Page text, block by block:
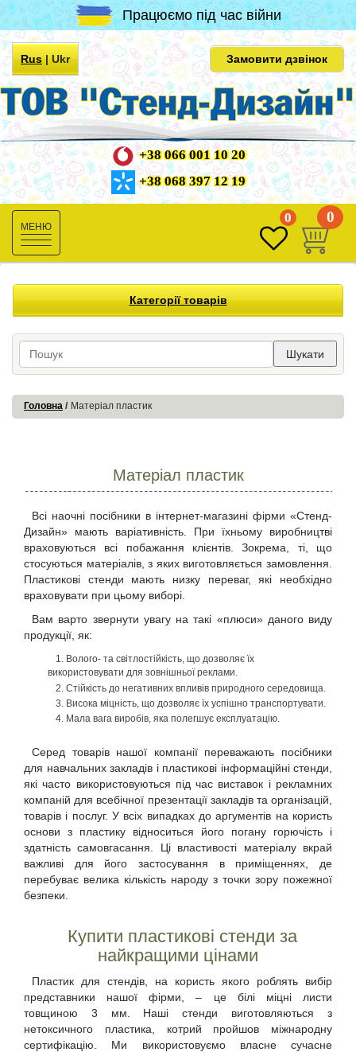
Працюємо під час війни
Rus|Ukr Замовити дзвінок
+38 066 001 10 20
+38 068 397 12 19
Toggle
navigation
0 0
Категорії товарів
Шукати
Головна Матеріал пластик
Матеріал пластик
Всі наочні посібники в інтернет-магазині фірми «Стенд-
Дизайн» мають варіативність. При їхньому виробництві
враховуються всі побажання клієнтів. Зокрема, ті, що
стосуються матеріалів, з яких виготовляється замовлення.
Пластикові стенди мають низку переваг, які необхідно
враховувати при цьому виборі.
Вам варто звернути увагу на такі «плюси» даного виду
продукції, як:
Волого- та світлостійкість, що дозволяє їх
використовувати для зовнішньої реклами.
Стійкість до негативних впливів природного середовища.
Висока міцність, що дозволяє їх успішно транспортувати.
Мала вага виробів, яка полегшує експлуатацію.
Серед товарів нашої компанії переважають посібники
для навчальних закладів і пластикові інформаційні стенди
які часто використовуються під час виставок і рекламних
компаній для всебічної презентації закладів та організацій,
товарів і послуг. У всіх випадках до аргументів на користь
основи з пластику відноситься його погану горючість і
здатність самовгасання. Ці властивості матеріалу вкрай
важливі для його застосування в приміщеннях, де
перебуває велика кількість народу з точки зору пожежної
безпеки.
Купити пластикові стенди за
найкращими цінами
Пластик для стендів, на користь якого роблять вибір
представники нашої фірми, – це білі міцні листи
товщиною 3 мм. Наші стенди виготовляються з
нетоксичного пластика, котрий пройшов міжнародну
сертифікацію. Ми використовуємо власне сучасне